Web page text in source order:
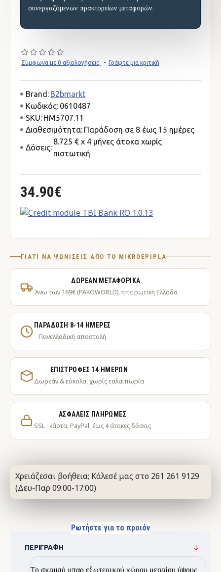
συνεργαζόμενων πρακτορείων μεταφορών.
Σύμφωνα με 0 αξιολογήσεις. - Γράψτε μια κριτική
34.90€
Brand: B2bmarkt
Κωδικός: 0610487
SKU: HM5707.11
Διαθεσιμότητα: Παράδοση σε 8 έως 15 ημέρες
Δόσεις:
8.725 € x 4 μήνες άτοκα χωρίς
πιστωτική
ΓΙΑΤΊ ΝΑ ΨΩΝΊΣΕΙΣ ΑΠΌ ΤΟ MIKROEPIPLA
ΔΩΡΕΆΝ ΜΕΤΑΦΟΡΙΚΆ
Άνω των 169€ (PAKOWORLD), ηπειρωτική Ελλάδα
ΠΑΡΆΔΟΣΗ 8-14 ΗΜΈΡΕΣ
Πανελλαδική αποστολή
ΕΠΙΣΤΡΟΦΈΣ 14 ΗΜΕΡΏΝ
Δωρεάν & εύκολα, χωρίς ταλαιπωρία
ΑΣΦΑΛΕΊΣ ΠΛΗΡΩΜΈΣ
SSL · κάρτα, PayPal, έως 4 άτοκες δόσεις
Χρειάζεσαι βοήθεια; Κάλεσέ μας στο 261 261 9129
(Δευ-Παρ 09:00-17:00)
Ρωτήστε για το προιόν
ΠΕΡΙΓΡΑΦΉ
Το σκαμπό μπαρ εξωτερικού χώρου μεσαίου ύψους